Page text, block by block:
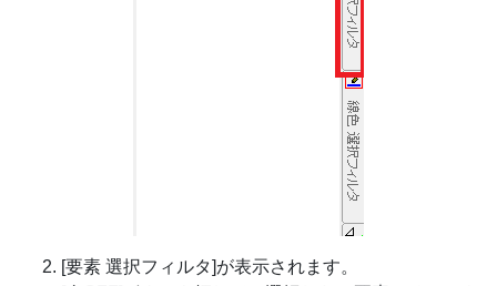
[要素 選択フィルタ]が表示されます。